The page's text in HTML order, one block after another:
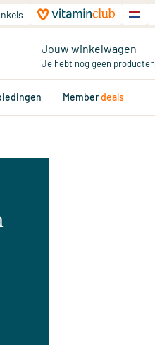
Jouw winkelwagen
Je hebt nog geen producten
Memberdeals